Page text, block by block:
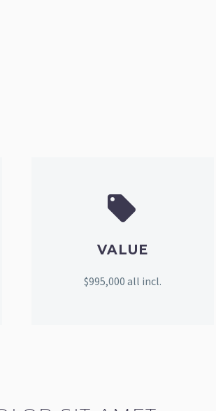


VALUE
$995,000 all incl.